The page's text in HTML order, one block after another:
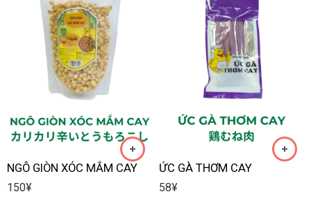
NGÔ GIÒN XÓC MẮM CAY
150¥
ỨC GÀ THƠM CAY
58¥